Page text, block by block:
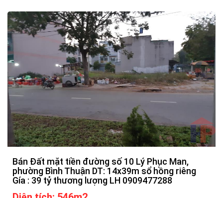
Bán Đất mặt tiền đường số 10 Lý Phục Man,
phường Bình Thuận DT: 14x39m sổ hồng riêng
Gía : 39 tỷ thương lượng LH 0909477288